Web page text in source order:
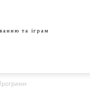
та іграм